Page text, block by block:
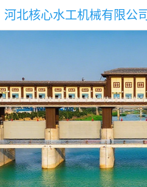
河北核心水工机械有限公司